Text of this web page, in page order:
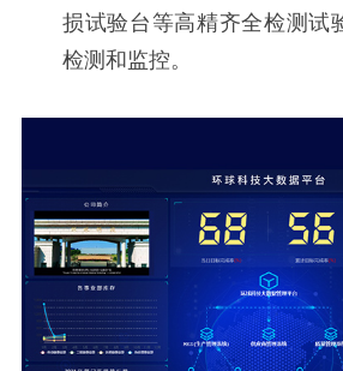
损试验台等高精齐全检测试
检测和监控。